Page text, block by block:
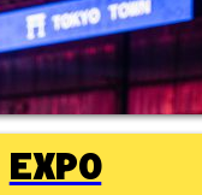
EXPO